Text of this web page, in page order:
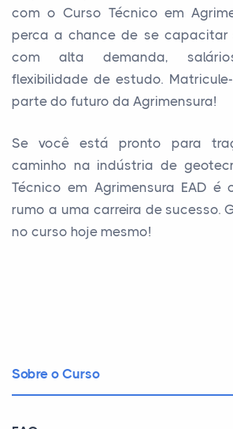
com o Curso Técnico em
perca a chance de se capacitar
com alta demanda,
flexibilidade de estudo.
parte do futuro da Agrimensura!
Se você está pronto para
caminho na indústria de
Técnico em Agrimensura EAD é
rumo a uma carreira de sucesso.
no curso hoje mesmo!
Sobre o Curso